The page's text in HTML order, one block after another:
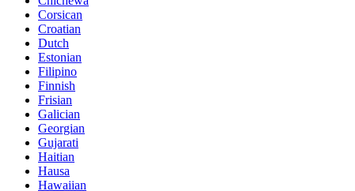
Corsican
Croatian
Dutch
Estonian
Filipino
Finnish
Frisian
Galician
Georgian
Gujarati
Haitian
Hausa
Hawaiian